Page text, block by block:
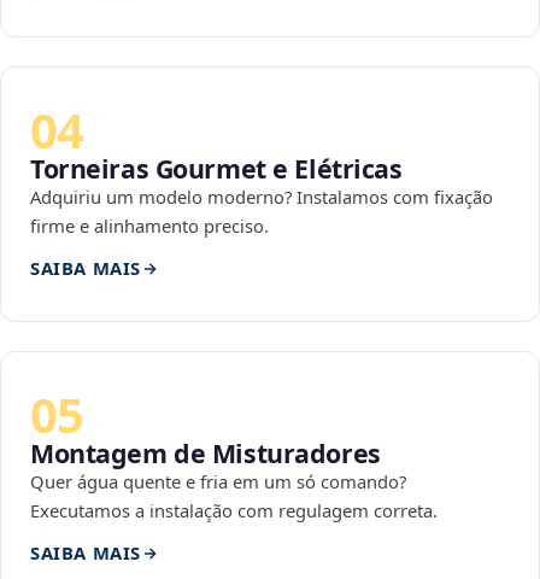
04
Torneiras Gourmet e Elétricas
Adquiriu um modelo moderno? Instalamos com fixação
firme e alinhamento preciso.
SAIBA MAIS
05
Montagem de Misturadores
Quer água quente e fria em um só comando?
Executamos a instalação com regulagem correta.
SAIBA MAIS